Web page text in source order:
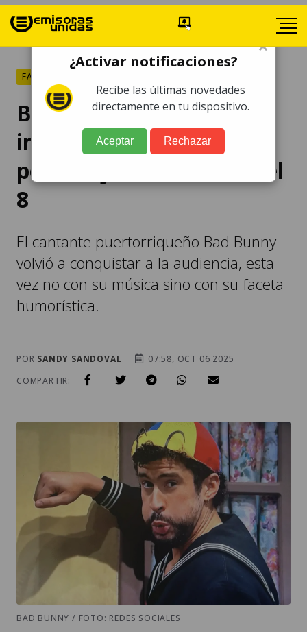
FARÁNDULA
Bad Bunny sorprende al
imitar a famoso
personaje de El Chavo del
8
El cantante puertorriqueño Bad Bunny
volvió a conquistar a la audiencia, esta
vez no con su música sino con su faceta
humorística.
POR SANDY SANDOVAL
07:58, OCT 06 2025
COMPARTIR:
BAD BUNNY / FOTO: REDES SOCIALES
×
¿Activar notificaciones?
Recibe las últimas novedades
directamente en tu dispositivo.
Aceptar Rechazar